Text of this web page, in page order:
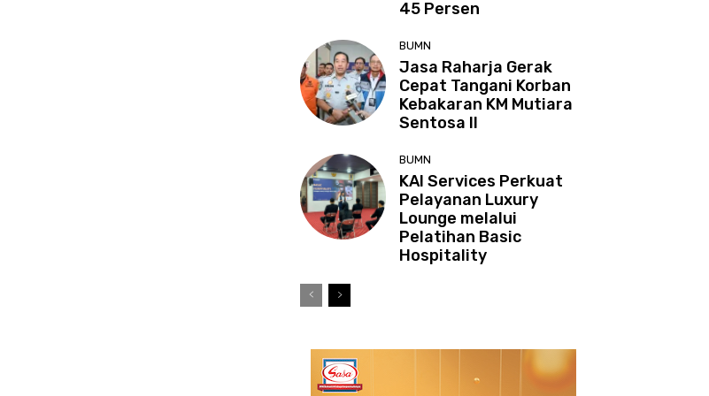
45 Persen
BUMN
Jasa Raharja Gerak
Cepat Tangani Korban
Kebakaran KM Mutiara
Sentosa II
BUMN
KAI Services Perkuat
Pelayanan Luxury
Lounge melalui
Pelatihan Basic
Hospitality